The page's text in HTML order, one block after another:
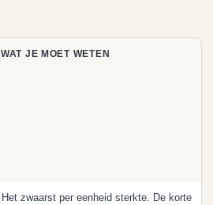
WAT JE MOET WETEN
Het zwaarst per eenheid sterkte. De korte